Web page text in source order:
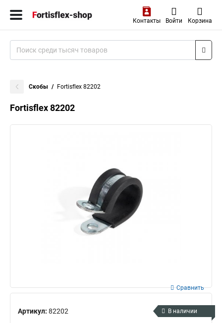
Контакты Войти Корзина
Скобы Fortisflex 82202
Fortisflex 82202
Артикул: 82202
Сравнить
В наличии